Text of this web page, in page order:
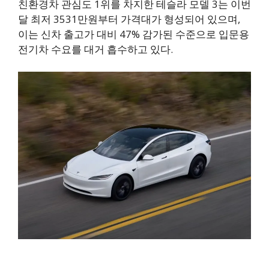
친환경차 관심도 1위를 차지한 테슬라 모델 3는 이번
달 최저 3531만원부터 가격대가 형성되어 있으며,
이는 신차 출고가 대비 47% 감가된 수준으로 입문용
전기차 수요를 대거 흡수하고 있다.